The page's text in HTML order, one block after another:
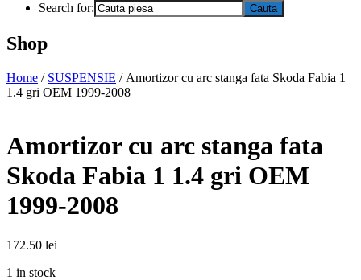
Search for:
Shop
Home / SUSPENSIE / Amortizor cu arc stanga fata Skoda Fabia 1
1.4 gri OEM 1999-2008
Amortizor cu arc stanga fata
Skoda Fabia 1 1.4 gri OEM
1999-2008
172.50 lei
1 in stock